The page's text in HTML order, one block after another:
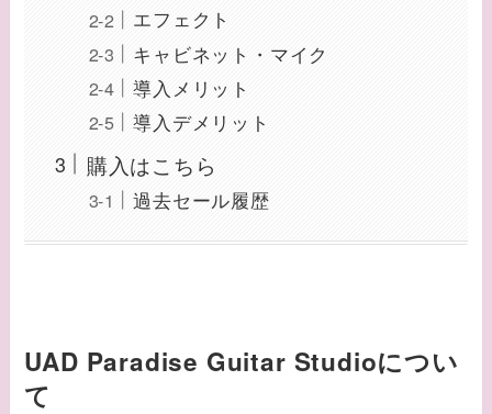
エフェクト
キャビネット・マイク
導入メリット
導入デメリット
購入はこちら
過去セール履歴
UAD Paradise Guitar Studioについ
て